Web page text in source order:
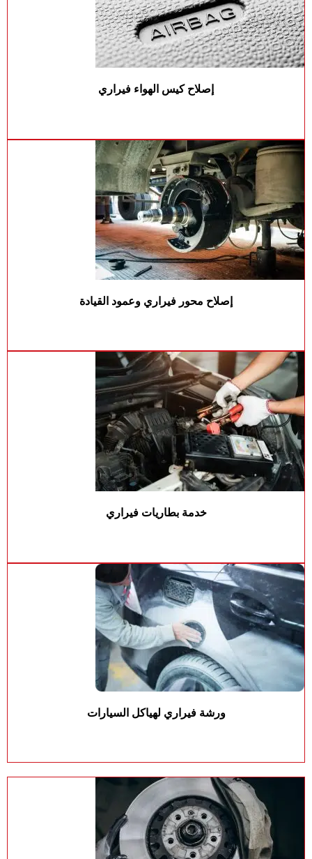
إصلاح كيس الهواء فيراري
إصلاح محور فيراري وعمود القيادة
خدمة بطاريات فيراري
ورشة فيراري لهياكل السيارات